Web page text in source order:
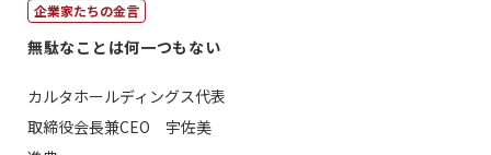
企業家たちの金言
無駄なことは何一つもない
カルタホールディングス代表
取締役会長兼CEO 宇佐美